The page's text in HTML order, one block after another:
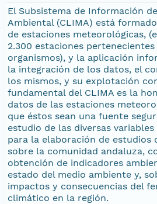
El Subsistema de Información
Ambiental (CLIMA) está
de estaciones meteorológicas,
2.300 estaciones
organismos), y la aplicación
la integración de los datos, el
los mismos, y su explotación
fundamental del CLIMA es la
datos de las estaciones
que éstos sean una fuente
estudio de las diversas
para la elaboración de estudios
sobre la comunidad andaluza,
obtención de indicadores
estado del medio ambiente y,
impactos y consecuencias del
climático en la región.